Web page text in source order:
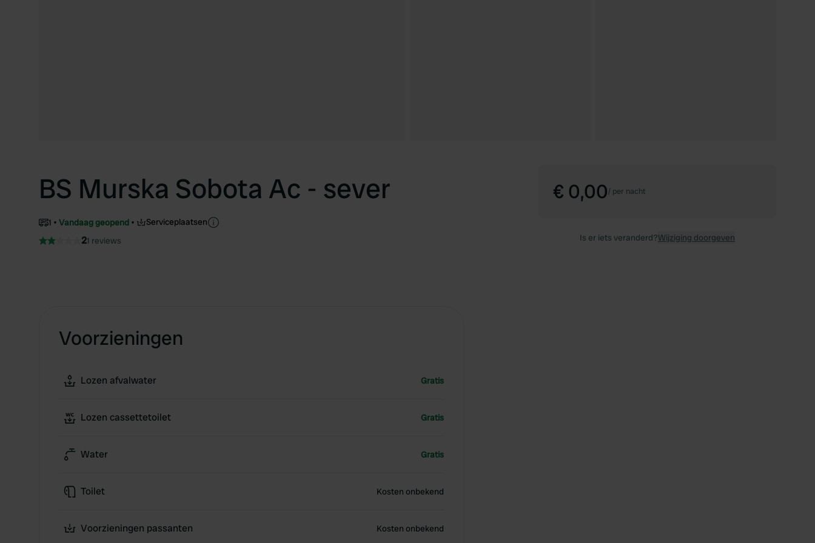
BS Murska Sobota Ac - sever
1 Vandaag geopend Serviceplaatsen
21 reviews
Voorzieningen
Lozen afvalwater Gratis
Lozen cassettetoilet Gratis
Water Gratis
Toilet Kosten onbekend
Voorzieningen passanten Kosten onbekend
€ 0,00/ per nacht
Is er iets veranderd?Wijziging doorgeven